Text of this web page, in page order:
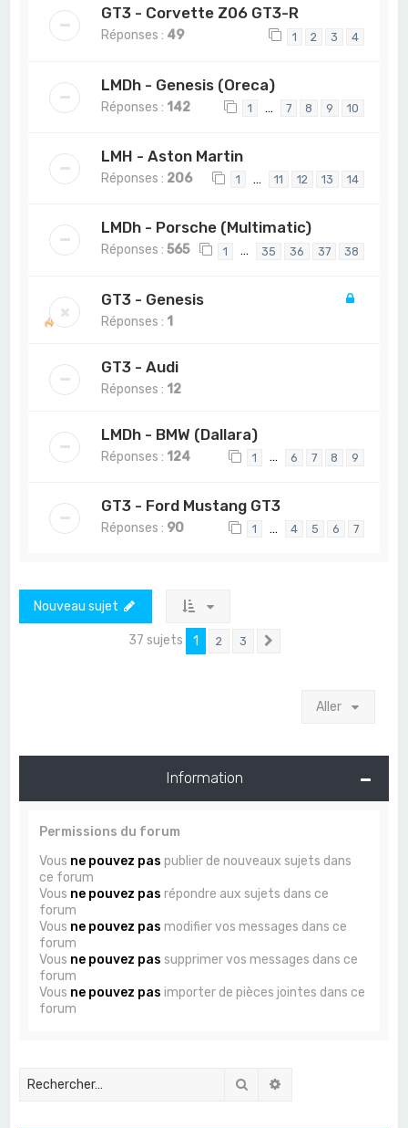
GT3 - Corvette Z06 GT3-R
Réponses : 49 1 2 3 4
LMDh - Genesis (Oreca)
Réponses : 142 1 … 7 8 9 10
LMH - Aston Martin
Réponses : 206 1 … 11 12 13 14
LMDh - Porsche (Multimatic)
Réponses :565 1 … 35 36 37 38
GT3 - Genesis
Réponses : 1
GT3 - Audi
Réponses : 12
LMDh - BMW (Dallara)
Réponses : 124 1 … 6 7 8 9
GT3 - Ford Mustang GT3
Réponses : 90 1 … 4 5 6 7
Nouveau sujet
37 sujets 1 2 3
Aller
Information
Permissions du forum
Vous ne pouvez pas publier de nouveaux sujets dans
ce forum
Vous ne pouvez pas répondre aux sujets dans ce
forum
Vous ne pouvez pas modifier vos messages dans ce
forum
Vous ne pouvez pas supprimer vos messages dans ce
forum
Vous ne pouvez pas importer de pièces jointes dans ce
forum
Rechercher